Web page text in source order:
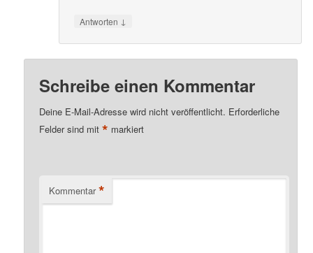
Antworten ↓
Schreibe einen Kommentar
Deine E-Mail-Adresse wird nicht veröffentlicht. Erforderliche
Felder sind mit* markiert
Kommentar *